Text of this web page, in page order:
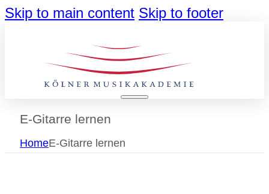
Skip to main content Skip to footer
E-Gitarre lernen
HomeE-Gitarre lernen